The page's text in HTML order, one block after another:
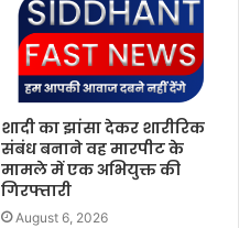
शादी का झांसा देकर शारीरिक
संबंध बनाने वह मारपीट के
मामले में एक अभियुक्त की
गिरफ्तारी
August 6, 2026